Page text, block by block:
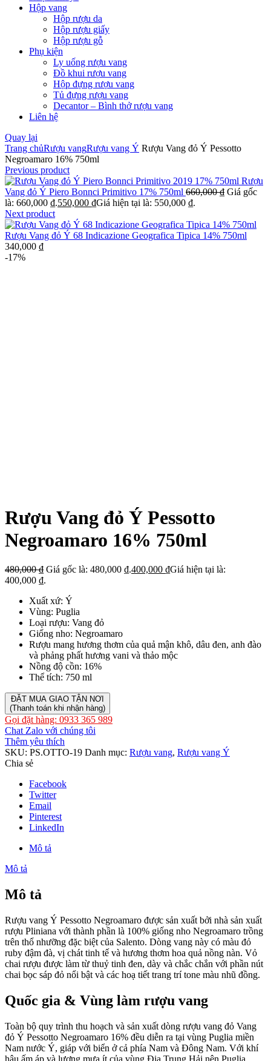
Hộp vang
Hộp rượu da
Hộp rượu giấy
Hộp rượu gỗ
Phụ kiện
Ly uống rượu vang
Đồ khui rượu vang
Hộp đựng rượu vang
Tủ đựng rượu vang
Decantor – Bình thở rượu vang
Liên hệ
Quay lại
Trang chủRượu vangRượu vang Ý Rượu Vang đỏ Ý Pessotto
Negroamaro 16% 750ml
Previous product
Rượu
Vang đỏ Ý Piero Bonnci Primitivo 17% 750ml 660,000₫ Giá gốc
là: 660,000 ₫.550,000 ₫Giá hiện tại là: 550,000 ₫.
Next product
Rượu Vang đỏ Ý 68 Indicazione Geografica Tipica 14% 750ml
340,000 ₫
-17%
Rượu Vang đỏ Ý Pessotto
Negroamaro 16% 750ml
480,000₫ Giá gốc là: 480,000 ₫.400,000 ₫Giá hiện tại là:
400,000 ₫.
Xuất xứ: Ý
Vùng: Puglia
Loại rượu: Vang đỏ
Giống nho: Negroamaro
Rượu mang hương thơm của quả mận khô, dâu đen, anh đào
và phảng phất hương vani và thảo mộc
Nồng độ cồn: 16%
Thể tích: 750 ml
ĐẶT MUA GIAO TẬN NƠI
(Thanh toán khi nhận hàng)
Gọi đặt hàng: 0933 365 989
Chat Zalo với chúng tôi
Thêm yêu thích
SKU: PS.OTTO-19 Danh mục: Rượu vang, Rượu vang Ý
Chia sẻ
Facebook
Twitter
Email
Pinterest
LinkedIn
Mô tả
Mô tả
Mô tả
Rượu vang Ý Pessotto Negroamaro được sản xuất bởi nhà sản xuất
rượu Pliniana với thành phần là 100% giống nho Negroamaro trồng
trên thổ nhưỡng đặc biệt của Salento. Dòng vang này có màu đỏ
ruby đậm đà, vị chát tinh tế và hương thơm hoa quả nồng nàn. Vỏ
chai rượu được làm từ thuỷ tinh đen, dày và chắc chắn với phần nút
chai bọc sáp đỏ nổi bật và các hoạ tiết trang trí tone màu nhũ đồng.
Quốc gia & Vùng làm rượu vang
Toàn bộ quy trình thu hoạch và sản xuất dòng rượu vang đỏ Vang
đỏ Ý Pessotto Negroamaro 16% đều diễn ra tại vùng Puglia miền
Nam nước Ý, giáp với biển ở cả phía Nam và Đông Nam. Với khí
hậu ấm áp và lượng mưa ít của vùng Địa Trung Hải nên Puglia